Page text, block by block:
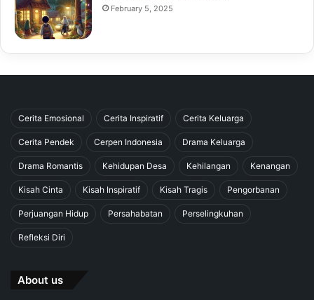
February 5, 2025
Cerita Emosional Cerita Inspiratif Cerita Keluarga
Cerita Pendek Cerpen Indonesia Drama Keluarga
Drama Romantis Kehidupan Desa Kehilangan Kenangan
Kisah Cinta Kisah Inspiratif Kisah Tragis Pengorbanan
Perjuangan Hidup Persahabatan Perselingkuhan
Refleksi Diri
About us